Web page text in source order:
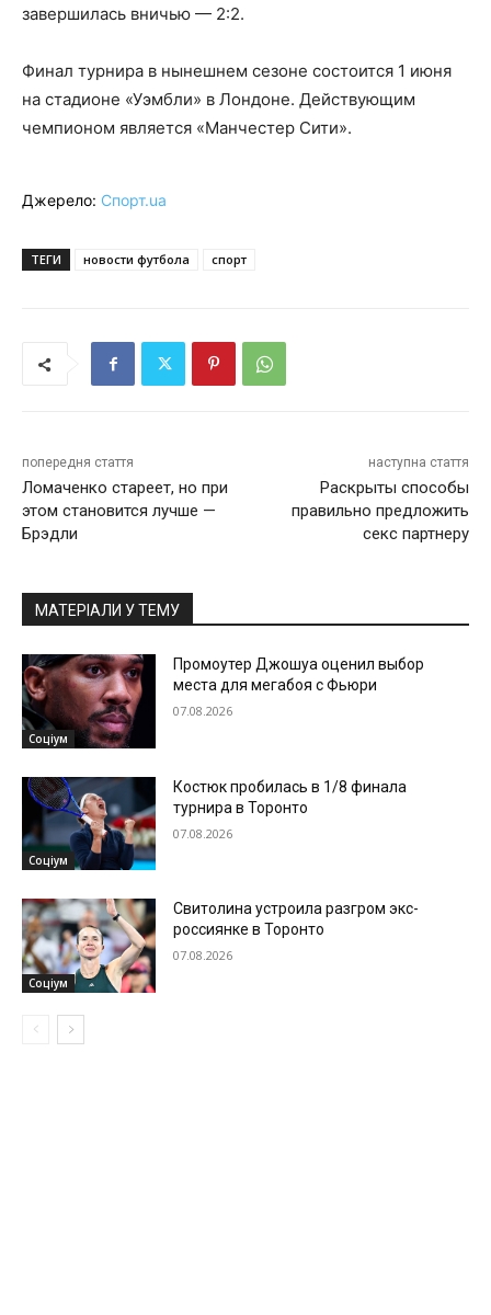
завершилась вничью — 2:2.
Финал турнира в нынешнем сезоне состоится 1 июня
на стадионе «Уэмбли» в Лондоне. Действующим
чемпионом является «Манчестер Сити».
Джерело: Спорт.ua
ТЕГИ новости футбола спорт
попередня стаття
Ломаченко стареет, но при
этом становится лучше —
Брэдли
наступна стаття
Раскрыты способы
правильно предложить
секс партнеру
МАТЕРІАЛИ У ТЕМУ
Соціум
Промоутер Джошуа оценил выбор
места для мегабоя с Фьюри
07.08.2026
Соціум
Костюк пробилась в 1/8 финала
турнира в Торонто
07.08.2026
Соціум
Свитолина устроила разгром экс-
россиянке в Торонто
07.08.2026